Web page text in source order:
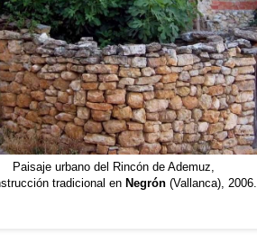
Paisaje urbano del Rincón de Ademuz,
tradicional en Negrón (Vallanca), 2006.